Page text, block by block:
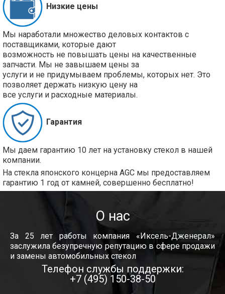
Низкие цены
Мы наработали множество деловых контактов с
поставщиками, которые дают
возможность не повышать цены на качественные
запчасти. Мы не завышаем цены за
услуги и не придумываем проблемы, которых нет. Это
позволяет держать низкую цену на
все услуги и расходные материалы.
Гарантия
Мы даем гарантию 10 лет на установку стекол в нашей
компании.
На стекла японского концерна AGC мы предоставляем
гарантию 1 год от камней, совершенно бесплатно!
О нас
За 25 лет работы компания «Иксель-Дженерал»
заслужила безупречную репутацию в сфере продажи
и замены автомобильных стекол
Телефон службы поддержки:
+7 (495) 150-38-50